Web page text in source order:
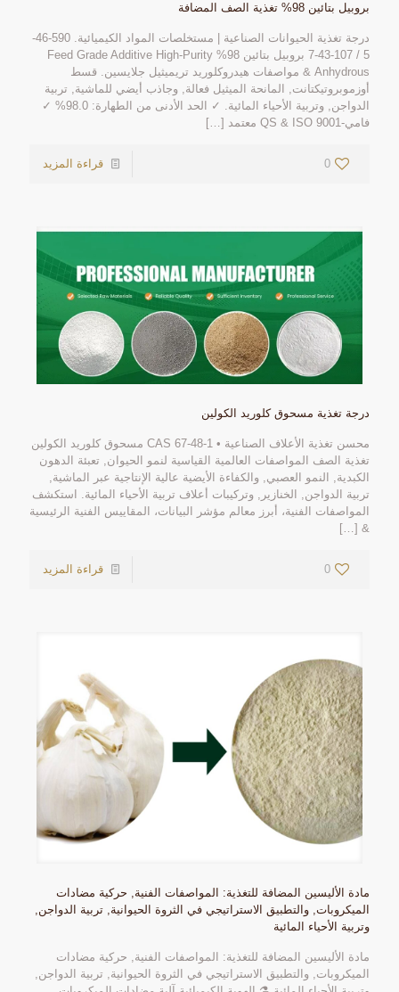
بروبيل بتائين 98% تغذية الصف المضافة
درجة تغذية الحيوانات الصناعية | مستخلصات المواد الكيميائية. 590-46-
5 / 107-43-7 بروبيل بتائين 98%
Feed Grade Additive High-Purity
Anhydrous & مواصفات هيدروكلوريد تريميثيل جلايسين. قسط
أوزموبروتيكتانت, المانحة الميثيل فعالة, وجاذب أيضي للماشية, تربية
الدواجن, وتربية الأحياء المائية. ✓ الحد الأدنى من الطهارة: 98.0% ✓
فامي-QS & ISO 9001 معتمد
[…]
0 قراءة المزيد
درجة تغذية مسحوق كلوريد الكولين
محسن تغذية الأعلاف الصناعية • CAS 67-48-1 مسحوق كلوريد الكولين
تغذية الصف المواصفات العالمية القياسية لنمو الحيوان, تعبئة الدهون
الكبدية, النمو العصبي, والكفاءة الأيضية عالية الإنتاجية عبر الماشية,
تربية الدواجن, الخنازير, وتركيبات أعلاف تربية الأحياء المائية. استكشف
المواصفات الفنية، أبرز معالم مؤشر البيانات، المقاييس الفنية الرئيسية
&
[…]
0 قراءة المزيد
مادة الأليسين المضافة للتغذية: المواصفات الفنية, حركية مضادات
الميكروبات, والتطبيق الاستراتيجي في الثروة الحيوانية, تربية الدواجن,
وتربية الأحياء المائية
مادة الأليسين المضافة للتغذية: المواصفات الفنية, حركية مضادات
الميكروبات, والتطبيق الاستراتيجي في الثروة الحيوانية, تربية الدواجن,